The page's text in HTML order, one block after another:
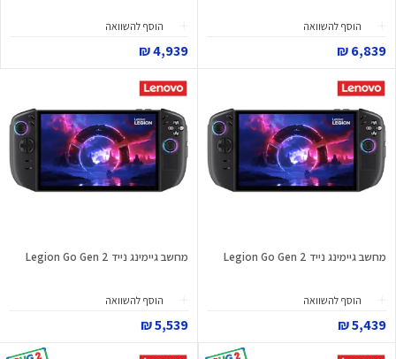
הוסף להשוואה
6,839 ₪
הוסף להשוואה
4,939 ₪
מחשב גיימינג נייד Legion Go Gen 2
הוסף להשוואה
5,439 ₪
מחשב גיימינג נייד Legion Go Gen 2
הוסף להשוואה
5,539 ₪